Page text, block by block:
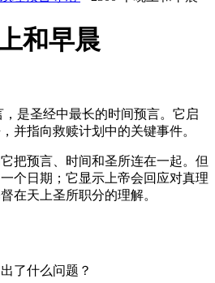
和早晨
，是圣经中最长的时间预言。它启
并指向救赎计划中的关键事件。
把预言、时间和圣所连在一起。但
个日期；它显示上帝会回应对真理
在天上圣所职分的理解。
了什么问题？